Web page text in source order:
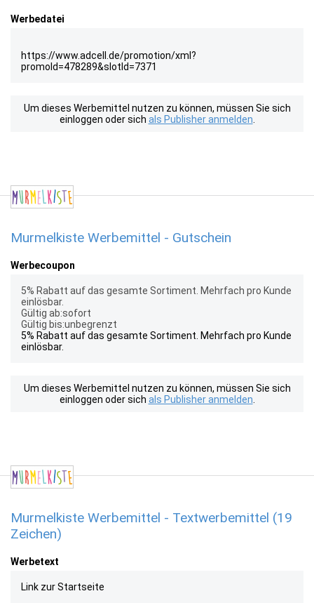
Werbedatei
https://www.adcell.de/promotion/xml?
promoId=478289&slotId=7371
Um dieses Werbemittel nutzen zu können, müssen Sie sich
einloggen oder sich als Publisher anmelden
Murmelkiste Werbemittel - Gutschein
Werbecoupon
5% Rabatt auf das gesamte Sortiment. Mehrfach pro Kunde
einlösbar.
Gültig ab:sofort
Gültig bis:unbegrenzt
5% Rabatt auf das gesamte Sortiment. Mehrfach pro Kunde
einlösbar.
Um dieses Werbemittel nutzen zu können, müssen Sie sich
einloggen oder sich als Publisher anmelden
Murmelkiste Werbemittel - Textwerbemittel (19
Zeichen)
Werbetext
Link zur Startseite